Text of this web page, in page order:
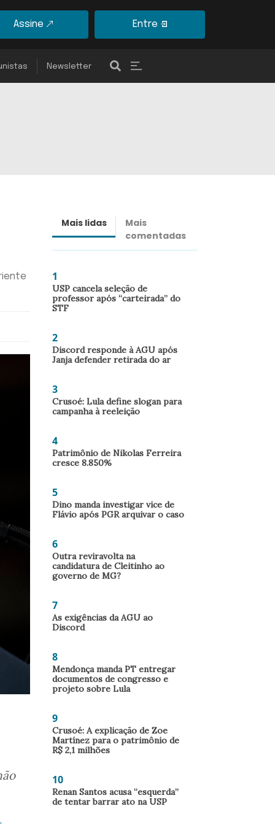
Assine Entre
Newsletter
Mais lidas
Mais
comentadas
1
USP cancela seleção de
professor após “carteirada” do
STF
2
Discord responde à AGU após
Janja defender retirada do ar
3
Crusoé: Lula define slogan para
campanha à reeleição
4
Patrimônio de Nikolas Ferreira
cresce 8.850%
5
Dino manda investigar vice de
Flávio após PGR arquivar o caso
6
Outra reviravolta na
candidatura de Cleitinho ao
governo de MG?
7
As exigências da AGU ao
Discord
8
Mendonça manda PT entregar
documentos de congresso e
projeto sobre Lula
9
Crusoé: A explicação de Zoe
Martínez para o patrimônio de
R$ 2,1 milhões
10
Renan Santos acusa “esquerda”
de tentar barrar ato na USP